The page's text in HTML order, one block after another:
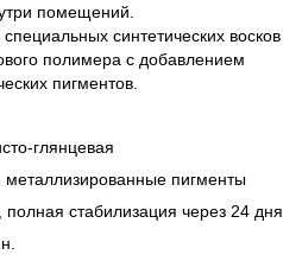
помещений.
синтетических восков
полимера с добавлением
пигментов.
глянцевая
пигменты
полная стабилизация через 24 дня